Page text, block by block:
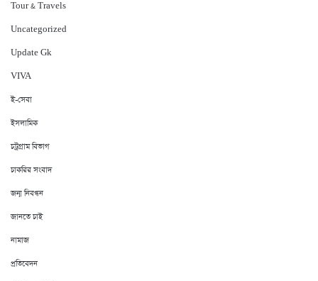
Tour & Travels
Uncategorized
Update Gk
VIVA
ই-সেবা
ইসলামিক
চট্রগ্রাম বিভাগ
চাকরির সংবাদ
জন্ম নিবন্ধন
জানতে চাই
নামাজ
প্রতিবেদন